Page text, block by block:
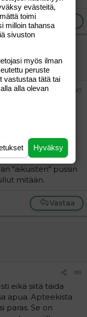
#7
yhtään mitään,
(pukamat
jos ei yksistään
kaksi jos ei yksi
ruokavalio-
itse söin kyllä
"aikuisten" pussin
mitään.
Vastaa
#8
eikä siitä taida
apua. Apteekista
paras. Se on
evästeitä,
toimi
milloin tahansa
sivuston
myös ilman
peruste
vastustaa tätä tai
alla olevan
Hyväksy